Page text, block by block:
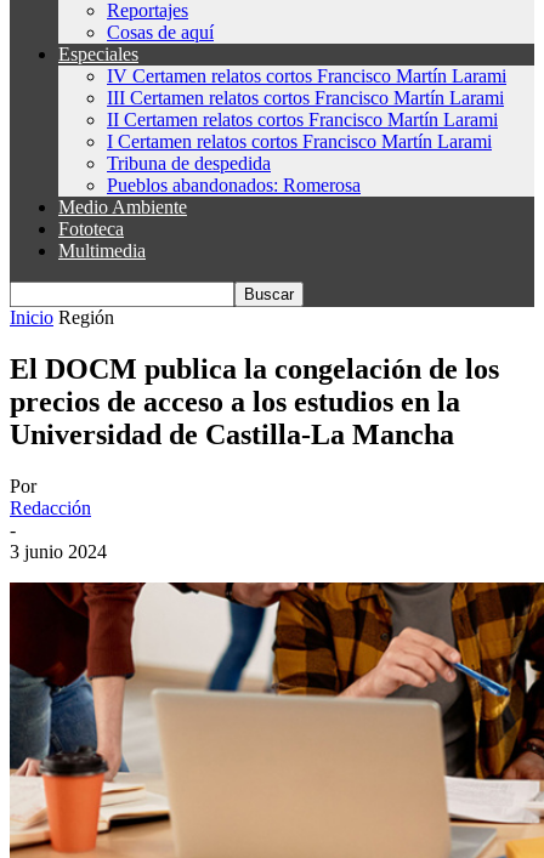
Reportajes
Cosas de aquí
Especiales
IV Certamen relatos cortos Francisco Martín Larami
III Certamen relatos cortos Francisco Martín Larami
II Certamen relatos cortos Francisco Martín Larami
I Certamen relatos cortos Francisco Martín Larami
Tribuna de despedida
Pueblos abandonados: Romerosa
Medio Ambiente
Fototeca
Multimedia
Inicio Región
El DOCM publica la congelación de los
precios de acceso a los estudios en la
Universidad de Castilla-La Mancha
Por
Redacción
-
3 junio 2024